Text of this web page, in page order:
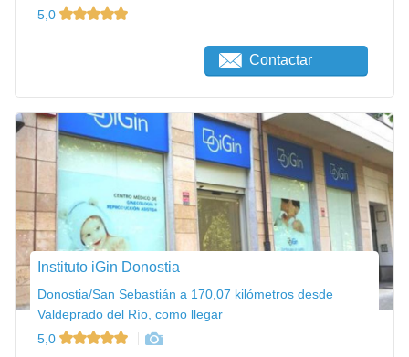
5,0
Contactar
Instituto iGin Donostia
Donostia/San Sebastián a 170,07 kilómetros desde
Valdeprado del Río, como llegar
5,0